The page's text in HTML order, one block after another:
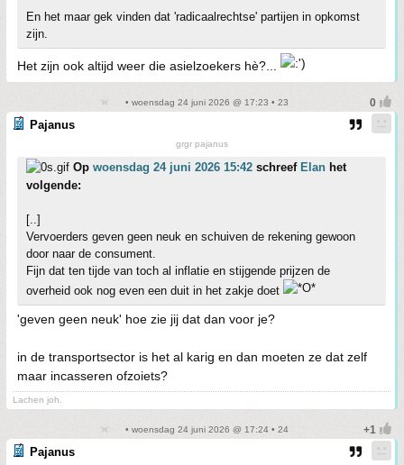
En het maar gek vinden dat 'radicaalrechtse' partijen in opkomst
zijn.
Het zijn ook altijd weer die asielzoekers hè?...
• woensdag 24 juni 2026 @ 17:23 • 23
Pajanus
grgr pajanus
Op woensdag 24 juni 2026 15:42 schreef Elan het
volgende:
[..]
Vervoerders geven geen neuk en schuiven de rekening gewoon
door naar de consument.
Fijn dat ten tijde van toch al inflatie en stijgende prijzen de
overheid ook nog even een duit in het zakje doet
'geven geen neuk' hoe zie jij dat dan voor je?
in de transportsector is het al karig en dan moeten ze dat zelf
maar incasseren ofzoiets?
Lachen joh.
• woensdag 24 juni 2026 @ 17:24 • 24
Pajanus